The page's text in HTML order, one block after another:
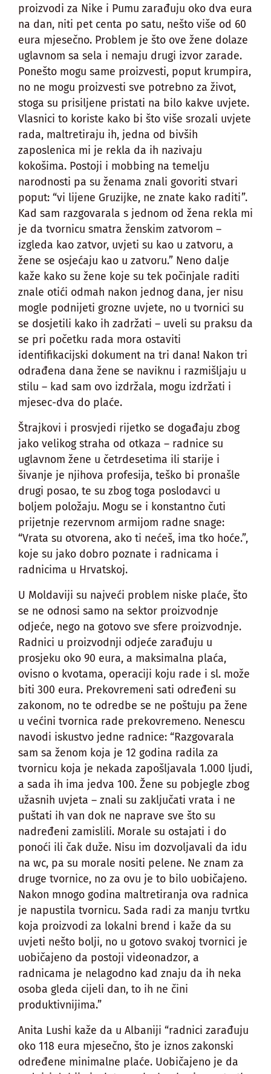
proizvodi za Nike i Pumu zarađuju oko dva eura
na dan, niti pet centa po satu, nešto više od 60
eura mjesečno. Problem je što ove žene dolaze
uglavnom sa sela i nemaju drugi izvor zarade.
Ponešto mogu same proizvesti, poput krumpira,
no ne mogu proizvesti sve potrebno za život,
stoga su prisiljene pristati na bilo kakve uvjete.
Vlasnici to koriste kako bi što više srozali uvjete
rada, maltretiraju ih, jedna od bivših
zaposlenica mi je rekla da ih nazivaju
kokošima. Postoji i mobbing na temelju
narodnosti pa su ženama znali govoriti stvari
poput: “vi lijene Gruzijke, ne znate kako raditi”.
Kad sam razgovarala s jednom od žena rekla mi
je da tvornicu smatra ženskim zatvorom –
izgleda kao zatvor, uvjeti su kao u zatvoru, a
žene se osjećaju kao u zatvoru.” Neno dalje
kaže kako su žene koje su tek počinjale raditi
znale otići odmah nakon jednog dana, jer nisu
mogle podnijeti grozne uvjete, no u tvornici su
se dosjetili kako ih zadržati – uveli su praksu da
se pri početku rada mora ostaviti
identifikacijski dokument na tri dana! Nakon tri
odrađena dana žene se naviknu i razmišljaju u
stilu – kad sam ovo izdržala, mogu izdržati i
mjesec-dva do plaće.
Štrajkovi i prosvjedi rijetko se događaju zbog
jako velikog straha od otkaza – radnice su
uglavnom žene u četrdesetima ili starije i
šivanje je njihova profesija, teško bi pronašle
drugi posao, te su zbog toga poslodavci u
boljem položaju. Mogu se i konstantno čuti
prijetnje rezervnom armijom radne snage:
“Vrata su otvorena, ako ti nećeš, ima tko hoće.”,
koje su jako dobro poznate i radnicama i
radnicima u Hrvatskoj.
U Moldaviji su najveći problem niske plaće, što
se ne odnosi samo na sektor proizvodnje
odjeće, nego na gotovo sve sfere proizvodnje.
Radnici u proizvodnji odjeće zarađuju u
prosjeku oko 90 eura, a maksimalna plaća,
ovisno o kvotama, operaciji koju rade i sl. može
biti 300 eura. Prekovremeni sati određeni su
zakonom, no te odredbe se ne poštuju pa žene
u većini tvornica rade prekovremeno. Nenescu
navodi iskustvo jedne radnice: “Razgovarala
sam sa ženom koja je 12 godina radila za
tvornicu koja je nekada zapošljavala 1.000 ljudi,
a sada ih ima jedva 100. Žene su pobjegle zbog
užasnih uvjeta – znali su zaključati vrata i ne
puštati ih van dok ne naprave sve što su
nadređeni zamislili. Morale su ostajati i do
ponoći ili čak duže. Nisu im dozvoljavali da idu
na wc, pa su morale nositi pelene. Ne znam za
druge tvornice, no za ovu je to bilo uobičajeno.
Nakon mnogo godina maltretiranja ova radnica
je napustila tvornicu. Sada radi za manju tvrtku
koja proizvodi za lokalni brend i kaže da su
uvjeti nešto bolji, no u gotovo svakoj tvornici je
uobičajeno da postoji videonadzor, a
radnicama je nelagodno kad znaju da ih neka
osoba gleda cijeli dan, to ih ne čini
produktivnijima.”
Anita Lushi kaže da u Albaniji “radnici zarađuju
oko 118 eura mjesečno, što je iznos zakonski
određene minimalne plaće. Uobičajeno je da